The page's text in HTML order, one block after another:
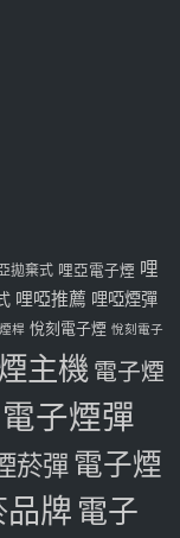
拋棄式 哩亞電子煙 哩
哩啞推薦 哩啞煙彈
桿 悅刻電子煙 悅刻電子
主機 電子煙
電子煙彈
菸彈 電子煙
品牌 電子